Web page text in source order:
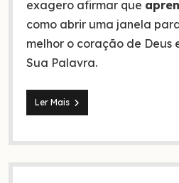
exagero afirmar que
como abrir uma janela
melhor o coração de Deus
Sua Palavra.
Ler MaisAprender
hebraico:
que
deveria